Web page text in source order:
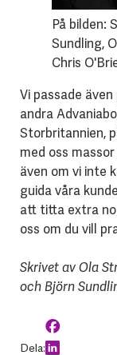
På bilden:
Sundling,
Chris
Vi passade
andra
Storbritannien,
med oss
även om vi inte
guida våra
att titta extra
oss om du vill
Skrivet av Ola
och Björn
Dela: